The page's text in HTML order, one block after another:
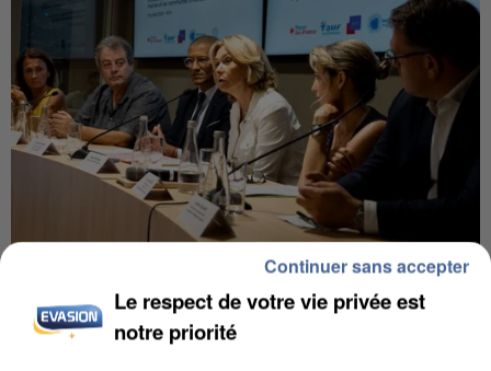
INCENDIES : L’ÎLE-DE-FRANCE LANCE UN ÉLAN
DE SOLIDARITÉ AVEC LES...
Le respect de votre vie privée est
notre priorité
Continuer sans accepter